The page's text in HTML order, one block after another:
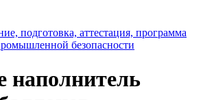
подготовка, аттестация, программа
безопасности
наполнитель